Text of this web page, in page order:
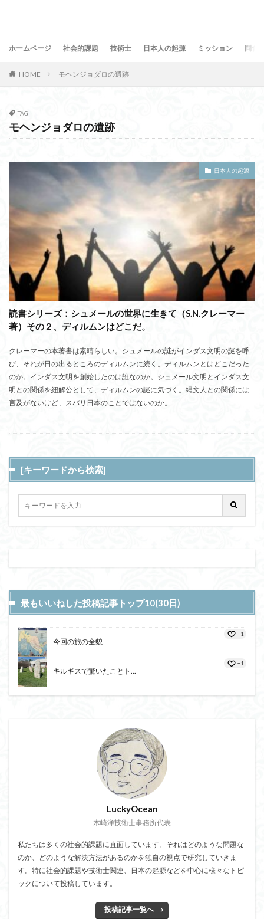
ホームページ 社会的課題 技術士 日本人の起源 ミッション 問合
HOME モヘンジョダロの遺跡
TAG
モヘンジョダロの遺跡
日本人の起源
読書シリーズ：シュメールの世界に生きて（S.N.クレーマー
著）その２、ディルムンはどこだ。
クレーマーの本著書は素晴らしい。シュメールの謎がインダス文明の謎を呼
び、それが日の出るところのディルムンに続く。ディルムンとはどこだった
のか。インダス文明を創始したのは誰なのか。シュメール文明とインダス文
明との関係を紐解公として、ディルムンの謎に気づく。縄文人との関係には
言及がないけど、スバリ日本のことではないのか。
[キーワードから検索]
最もいいねした投稿記事トップ10(30日)
今回の旅の全貌
+1
キルギスで驚いたことト...
+1
LuckyOcean
木崎洋技術士事務所代表
私たちは多くの社会的課題に直面しています。それはどのような問題な
のか、どのような解決方法があるのかを独自の視点で研究していきま
す。特に社会的課題や技術士関連、日本の起源などを中心に様々なトピ
ックについて投稿しています。
投稿記事一覧へ